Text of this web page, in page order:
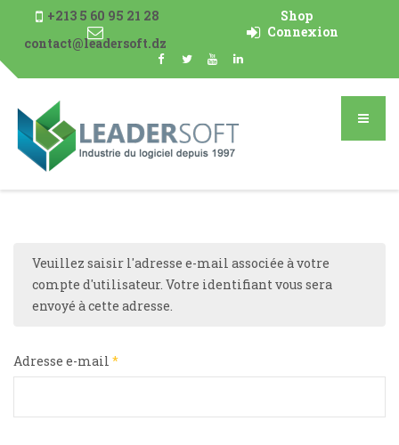
+213 5 60 95 21 28
contact@leadersoft.dz
Shop
Connexion
Veuillez saisir l'adresse e-mail associée à votre
compte d'utilisateur. Votre identifiant vous sera
envoyé à cette adresse.
Adresse e-mail *